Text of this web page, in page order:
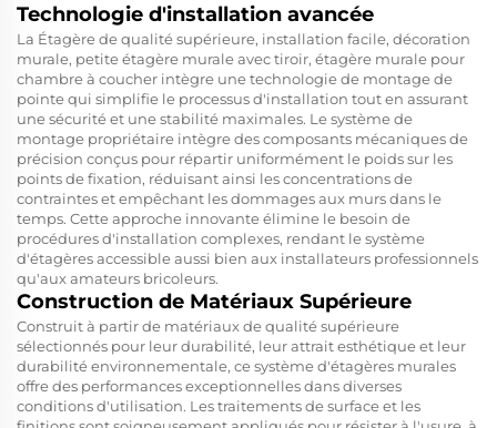
Technologie d'installation avancée
La Étagère de qualité supérieure, installation facile, décoration
murale, petite étagère murale avec tiroir, étagère murale pour
chambre à coucher intègre une technologie de montage de
pointe qui simplifie le processus d'installation tout en assurant
une sécurité et une stabilité maximales. Le système de
montage propriétaire intègre des composants mécaniques de
précision conçus pour répartir uniformément le poids sur les
points de fixation, réduisant ainsi les concentrations de
contraintes et empêchant les dommages aux murs dans le
temps. Cette approche innovante élimine le besoin de
procédures d'installation complexes, rendant le système
d'étagères accessible aussi bien aux installateurs professionnels
qu'aux amateurs bricoleurs.
Construction de Matériaux Supérieure
Construit à partir de matériaux de qualité supérieure
sélectionnés pour leur durabilité, leur attrait esthétique et leur
durabilité environnementale, ce système d'étagères murales
offre des performances exceptionnelles dans diverses
conditions d'utilisation. Les traitements de surface et les